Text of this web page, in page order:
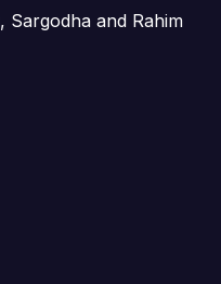
Sargodha and Rahim